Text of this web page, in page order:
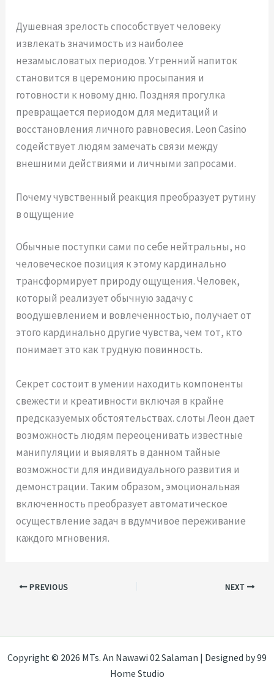
Душевная зрелость способствует человеку
извлекать значимость из наиболее
незамысловатых периодов. Утренний напиток
становится в церемонию просыпания и
готовности к новому дню. Поздняя прогулка
превращается периодом для медитаций и
восстановления личного равновесия. Leon Casino
содействует людям замечать связи между
внешними действиями и личными запросами.
Почему чувственный реакция преобразует рутину
в ощущение
Обычные поступки сами по себе нейтральны, но
человеческое позиция к этому кардинально
трансформирует природу ощущения. Человек,
который реализует обычную задачу с
воодушевлением и вовлеченностью, получает от
этого кардинально другие чувства, чем тот, кто
понимает это как трудную повинность.
Секрет состоит в умении находить компоненты
свежести и креативности включая в крайне
предсказуемых обстоятельствах. слоты Леон дает
возможность людям переоценивать известные
манипуляции и выявлять в данном тайные
возможности для индивидуального развития и
демонстрации. Таким образом, эмоциональная
включенность преобразует автоматическое
осуществление задач в вдумчивое переживание
каждого мгновения.
PREVIOUS NEXT
Copyright © 2026 MTs. An Nawawi 02 Salaman | Designed by 99
Home Studio